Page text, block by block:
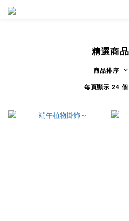
精選商品
商品排序
每頁顯示 24 個